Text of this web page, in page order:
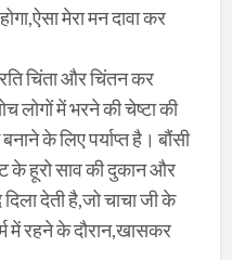
मेरा मन दावा कर
चिंता और चिंतन कर
लोगों में भरने की चेष्टा की
के लिए पर्याप्त है। बौंसी
के हूरो साव की दुकान और
देती है,जो चाचा जी के
में रहने के दौरान,खासकर